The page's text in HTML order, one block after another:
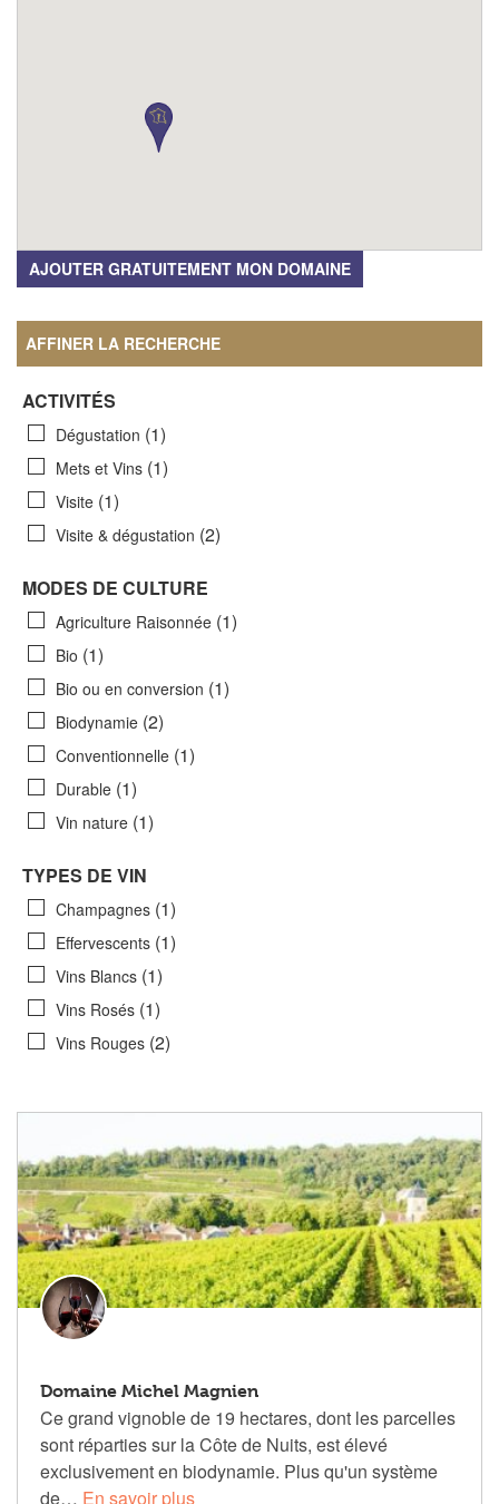
AJOUTER GRATUITEMENT MON DOMAINE
AFFINER LA RECHERCHE
ACTIVITÉS
Dégustation (1)
Mets et Vins (1)
Visite (1)
Visite & dégustation (2)
MODES DE CULTURE
Agriculture Raisonnée (1)
Bio (1)
Bio ou en conversion (1)
Biodynamie (2)
Conventionnelle (1)
Durable (1)
Vin nature (1)
TYPES DE VIN
Champagnes (1)
Effervescents (1)
Vins Blancs (1)
Vins Rosés (1)
Vins Rouges (2)
Domaine Michel Magnien
Ce grand vignoble de 19 hectares, dont les parcelles
sont réparties sur la Côte de Nuits, est élevé
exclusivement en biodynamie. Plus qu'un système
de… En savoir plus